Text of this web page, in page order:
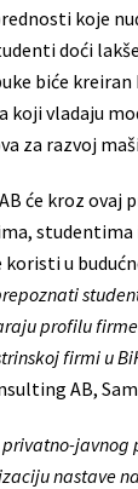
koje
doći
biće
koji vladaju
za razvoj
će kroz
u
profilu
firmi u
AB,
javnog
nastave